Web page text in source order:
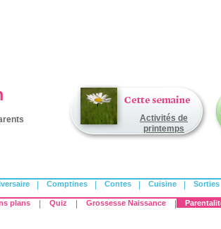
Activités de
printemps
Comptines Contes Cuisine Sorties
plans Quiz Grossesse Naissance